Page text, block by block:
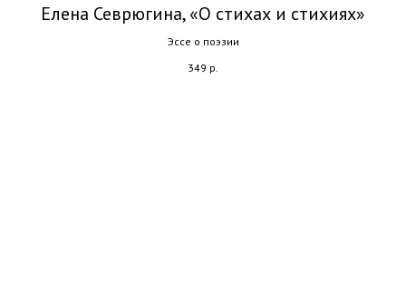
Елена Севрюгина, «О стихах и стихиях»
Эссе о поэзии
349 р.